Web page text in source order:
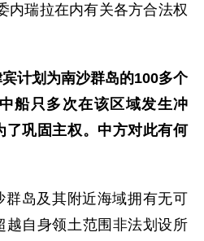
内瑞拉在内有关各方合法权
计划为南沙群岛的100多个
船只多次在该区域发生冲
了巩固主权。中方对此有何
群岛及其附近海域拥有无可
越自身领土范围非法划设所